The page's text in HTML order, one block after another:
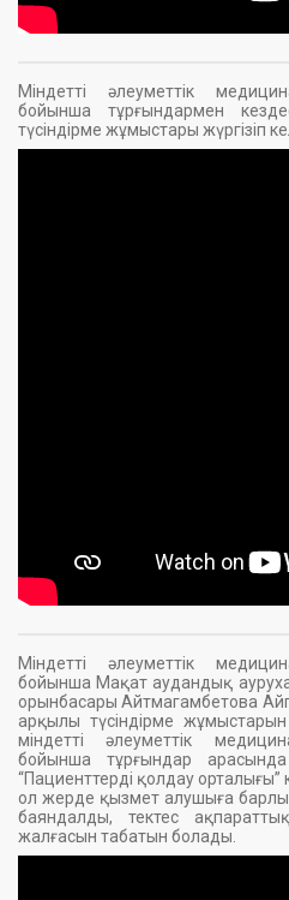
Міндетті әлеуметтік
бойынша тұрғындармен
түсіндірме жұмыстары жүргізіп
Міндетті әлеуметтік
бойынша Мақат аудандық
орынбасары Айтмагамбетова
арқылы түсіндірме
міндетті әлеуметтік
бойынша тұрғындар
“Пациенттерді қолдау орталығы”
ол жерде қызмет алушыға
баяндалды, тектес
жалғасын табатын болады.